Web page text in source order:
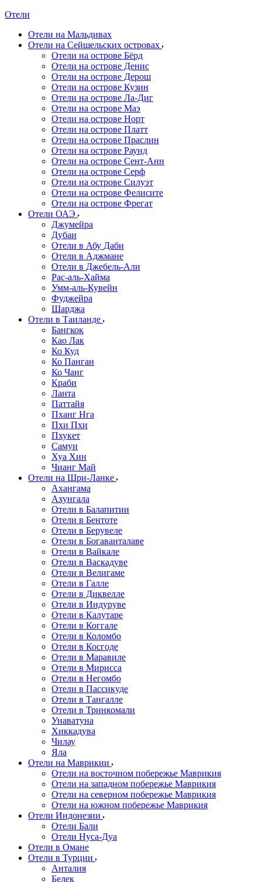
Отели
Отели на Мальдивах
Отели на Сейшельских островах
Отели на острове Бёрд
Отели на острове Денис
Отели на острове Дерош
Отели на острове Кузин
Отели на острове Ла-Диг
Отели на острове Маэ
Отели на острове Норт
Отели на острове Платт
Отели на острове Праслин
Отели на острове Раунд
Отели на острове Сент-Анн
Отели на острове Серф
Отели на острове Силуэт
Отели на острове Фелисите
Отели на острове Фрегат
Отели ОАЭ
Джумейра
Дубаи
Отели в Абу Даби
Отели в Аджмане
Отели в Джебель-Али
Рас-аль-Хайма
Умм-аль-Кувейн
Фуджейра
Шарджа
Отели в Таиланде
Бангкок
Као Лак
Ко Куд
Ко Панган
Ко Чанг
Краби
Ланта
Паттайя
Пханг Нга
Пхи Пхи
Пхукет
Самуи
Хуа Хин
Чианг Май
Отели на Шри-Ланке
Ахангама
Ахунгала
Отели в Балапитии
Отели в Бентоте
Отели в Берувеле
Отели в Богаванталаве
Отели в Вайкале
Отели в Васкадуве
Отели в Велигаме
Отели в Галле
Отели в Диквелле
Отели в Индуруве
Отели в Калутаре
Отели в Коггале
Отели в Коломбо
Отели в Косгоде
Отели в Маравиле
Отели в Мирисса
Отели в Негомбо
Отели в Пассикуде
Отели в Тангалле
Отели в Тринкомали
Унаватуна
Хиккадува
Чилау
Яла
Отели на Маврикии
Отели на восточном побережье Маврикия
Отели на западном побережье Маврикия
Отели на северном побережье Маврикия
Отели на южном побережье Маврикия
Отели Индонезии
Отели Бали
Отели Нуса-Дуа
Отели в Омане
Отели в Турции
Анталия
Белек